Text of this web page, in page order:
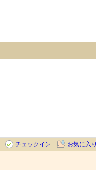
チェックイン お気に入り